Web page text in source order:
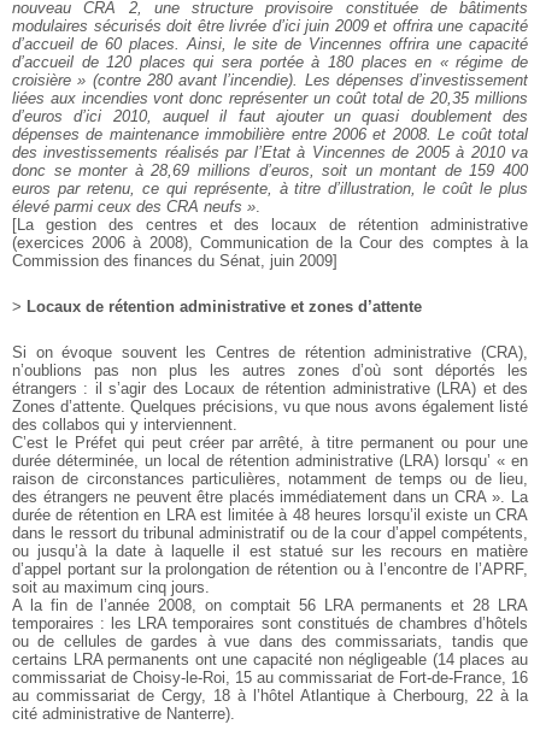
nouveau CRA 2, une structure provisoire constituée de bâtiments
modulaires sécurisés doit être livrée d’ici juin 2009 et offrira une capacité
d’accueil de 60 places. Ainsi, le site de Vincennes offrira une capacité
d’accueil de 120 places qui sera portée à 180 places en « régime de
croisière » (contre 280 avant l’incendie).
Les dépenses d’investissement
liées aux incendies vont donc représenter un coût total de 20,35 millions
d’euros d’ici 2010,
auquel il faut ajouter un quasi doublement des
dépenses de maintenance immobilière entre 2006 et 2008. Le coût total
des investissements réalisés par l’Etat à Vincennes de 2005 à 2010va
donc se monter à 28,69 millions d’euros, soit un montant de159 400
euros par retenu, ce qui représente, à titre d’illustration,
le coût le plus
élevé parmi ceux des CRA neufs »
[La gestion des centres et des locaux de rétention administrative
(exercices 2006 à 2008), Communication de la Cour des comptes à la
Commission des finances du Sénat, juin 2009]
> Locaux de rétention administrative et zones d’attente
Si on évoque souvent les Centres de rétention administrative (CRA),
n’oublions pas non plus les autres zones d’où sont déportés les
étrangers : il s’agir des Locaux de rétention administrative (LRA) et des
Zones d’attente. Quelques précisions, vu que nous avons également listé
des collabos qui y interviennent.
C’est le Préfet qui peut créer par arrêté, à titre permanent ou pour une
durée déterminée, un local de rétention administrative (LRA) lorsqu’ « en
raison de circonstances particulières,
notamment de temps ou de lieu,
des étrangers ne peuvent être placés immédiatement dans un CRA ». La
durée de rétentionen LRA est limitée à 48 heures lorsqu’il existe un CRA
dans le ressort du tribunal administratif ou de la cour d’appel compétents,
ou jusqu’à la date à laquelle il est statué sur les recours en matière
d’appel portant sur la prolongation derétention ou à l’encontre de l’APRF,
soit au maximum cinq jours.
A la fin de l’année 2008, on comptait 56 LRA permanents et 28 LRA
temporaires : les LRA temporaires sont constitués de chambres d’hôtels
ou de cellules de gardes à vue dans des commissariats, tandis que
certains LRA permanents ontune capacité non négligeable (14 places au
commissariat de Choisy-le-Roi, 15 au commissariat de Fort-de-France, 16
au commissariat de Cergy, 18 à l’hôtel Atlantique à Cherbourg,
22 à la
cité administrative de Nanterre).